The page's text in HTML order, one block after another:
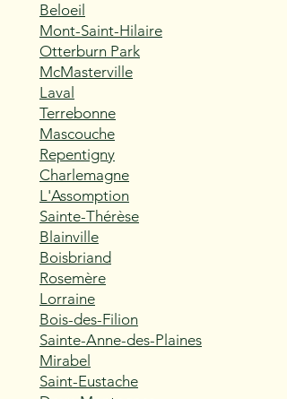
Beloeil
Mont-Saint-Hilaire
Otterburn Park
McMasterville
Laval
Terrebonne
Mascouche
Repentigny
Charlemagne
L'Assomption
Sainte-Thérèse
Blainville
Boisbriand
Rosemère
Lorraine
Bois-des-Filion
Sainte-Anne-des-Plaines
Mirabel
Saint-Eustache